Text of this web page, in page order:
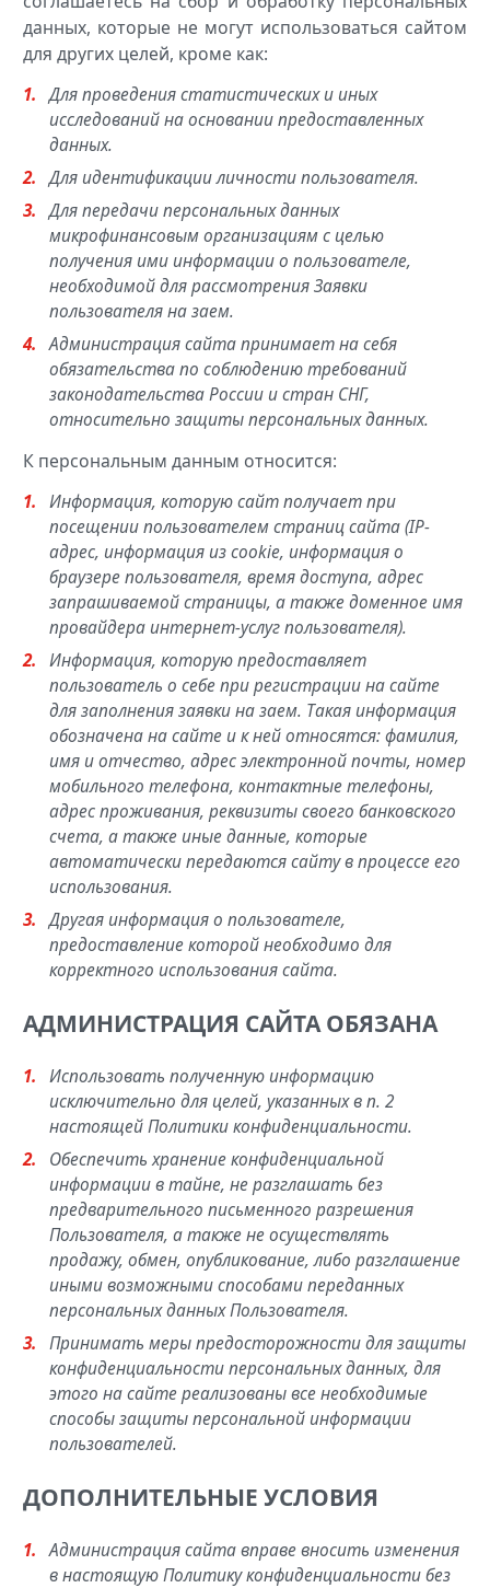
данных, которые не могут использоваться сайтом
для других целей, кроме как:
Для проведения статистических и иных
исследований на основании предоставленных
данных.
Для идентификации личности пользователя.
Для передачи персональных данных
микрофинансовым организациям с целью
получения ими информации о пользователе,
необходимой для рассмотрения Заявки
пользователя на заем.
Администрация сайта принимает на себя
обязательства по соблюдению требований
законодательства России и стран СНГ,
относительно защиты персональных данных.
К персональным данным относится:
Информация, которую сайт получает при
посещении пользователем страниц сайта (IP-
адрес, информация из cookie, информация о
браузере пользователя, время доступа, адрес
запрашиваемой страницы, а также доменное имя
провайдера интернет-услуг пользователя).
Информация, которую предоставляет
пользователь о себе при регистрации на сайте
для заполнения заявки на заем. Такая информация
обозначена на сайте и к ней относятся: фамилия,
имя и отчество, адрес электронной почты, номер
мобильного телефона, контактные телефоны,
адрес проживания, реквизиты своего банковского
счета, а также иные данные, которые
автоматически передаются сайту в процессе его
использования.
Другая информация о пользователе,
предоставление которой необходимо для
корректного использования сайта.
АДМИНИСТРАЦИЯ САЙТА ОБЯЗАНА
Использовать полученную информацию
исключительно для целей, указанных в п. 2
настоящей Политики конфиденциальности.
Обеспечить хранение конфиденциальной
информации в тайне, не разглашать без
предварительного письменного разрешения
Пользователя, а также не осуществлять
продажу, обмен, опубликование, либо разглашение
иными возможными способами переданных
персональных данных Пользователя.
Принимать меры предосторожности для защиты
конфиденциальности персональных данных, для
этого на сайте реализованы все необходимые
способы защиты персональной информации
пользователей.
ДОПОЛНИТЕЛЬНЫЕ УСЛОВИЯ
Администрация сайта вправе вносить изменения
в настоящую Политику конфиденциальности без